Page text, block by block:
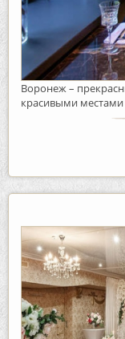
Воронеж –
красивыми местами